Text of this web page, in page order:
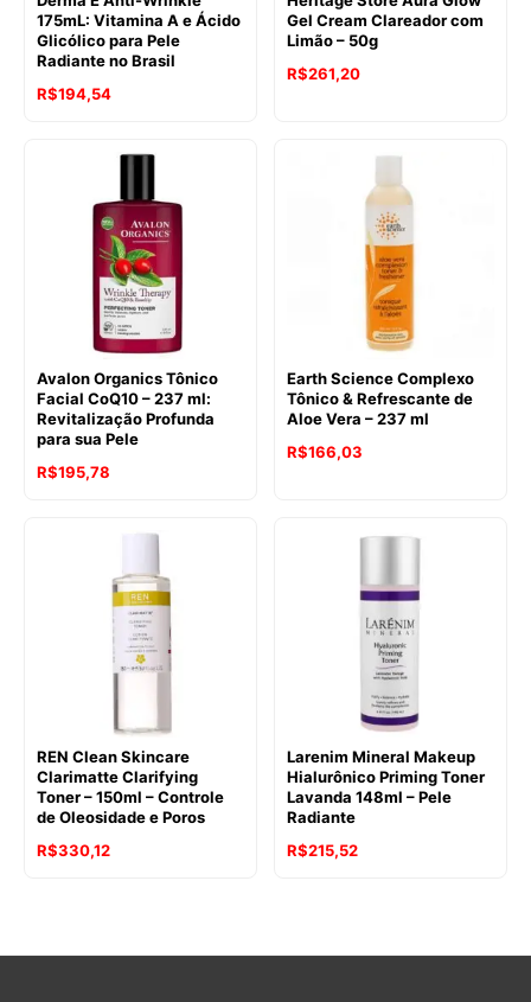
175mL: Vitamina A e Ácido
Glicólico para Pele
Radiante no Brasil
R$194,54
Gel Cream Clareador com
Limão – 50g
R$261,20
Avalon Organics Tônico
Facial CoQ10 – 237 ml:
Revitalização Profunda
para sua Pele
R$195,78
Earth Science Complexo
Tônico & Refrescante de
Aloe Vera – 237 ml
R$166,03
REN Clean Skincare
Clarimatte Clarifying
Toner – 150ml – Controle
de Oleosidade e Poros
R$330,12
Larenim Mineral Makeup
Hialurônico Priming Toner
Lavanda 148ml – Pele
Radiante
R$215,52